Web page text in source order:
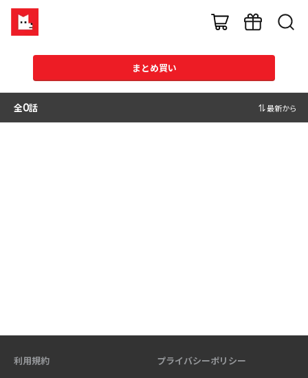
まとめ買い
全0話 最新から
利用規約 プライバシーポリシー